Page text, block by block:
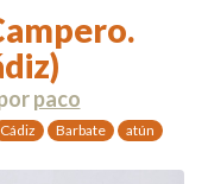
paco
Cádiz Barbate atún